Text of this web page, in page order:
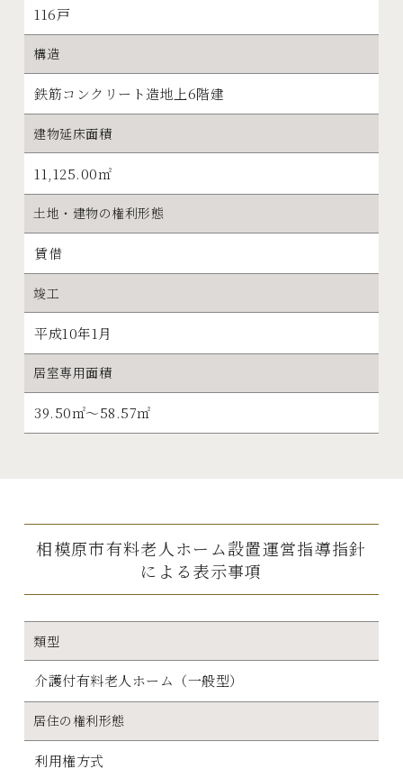
116戸
構造
鉄筋コンクリート造地上6階建
建物延床面積
11,125.00㎡
土地・建物の権利形態
賃借
竣工
平成10年1月
居室専用面積
39.50㎡～58.57㎡
相模原市有料老人ホーム設置運営指導指針
による表示事項
類型
介護付有料老人ホーム（一般型）
居住の権利形態
利用権方式